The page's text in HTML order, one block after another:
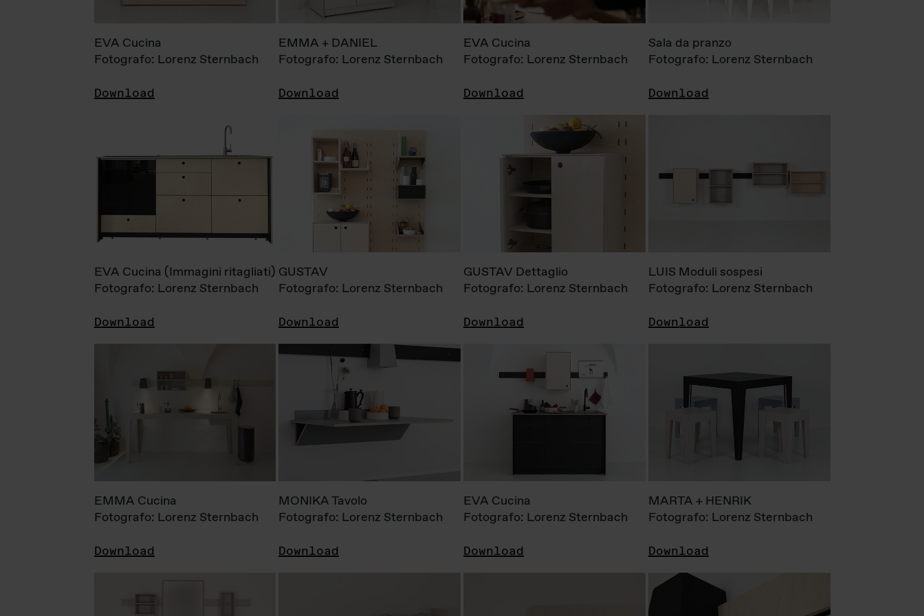
EVA Cucina
Fotografo: Lorenz Sternbach
Download
EMMA + DANIEL
Fotografo: Lorenz Sternbach
Download
EVA Cucina
Fotografo: Lorenz Sternbach
Download
Sala da pranzo
Fotografo: Lorenz Sternbach
Download
EVA Cucina (Immagini ritagliati)
Fotografo: Lorenz Sternbach
Download
GUSTAV
Fotografo: Lorenz Sternbach
Download
GUSTAV Dettaglio
Fotografo: Lorenz Sternbach
Download
LUIS Moduli sospesi
Fotografo: Lorenz Sternbach
Download
EMMA Cucina
Fotografo: Lorenz Sternbach
Download
MONIKA Tavolo
Fotografo: Lorenz Sternbach
Download
EVA Cucina
Fotografo: Lorenz Sternbach
Download
MARTA + HENRIK
Fotografo: Lorenz Sternbach
Download